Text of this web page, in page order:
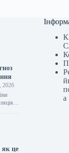
2026
це
а